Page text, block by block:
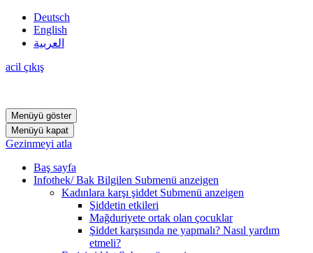
Deutsch
English
العربية
acil çıkış
Menüyü göster
Menüyü kapat
Gezinmeyi atla
Baş sayfa
Infothek/ Bak Bilgilen Submenü anzeigen
Kadınlara karşı şiddet Submenü anzeigen
Şiddetin etkileri
Mağduriyete ortak olan çocuklar
Şiddet karşısında ne yapmalı? Nasıl yardım
etmeli?